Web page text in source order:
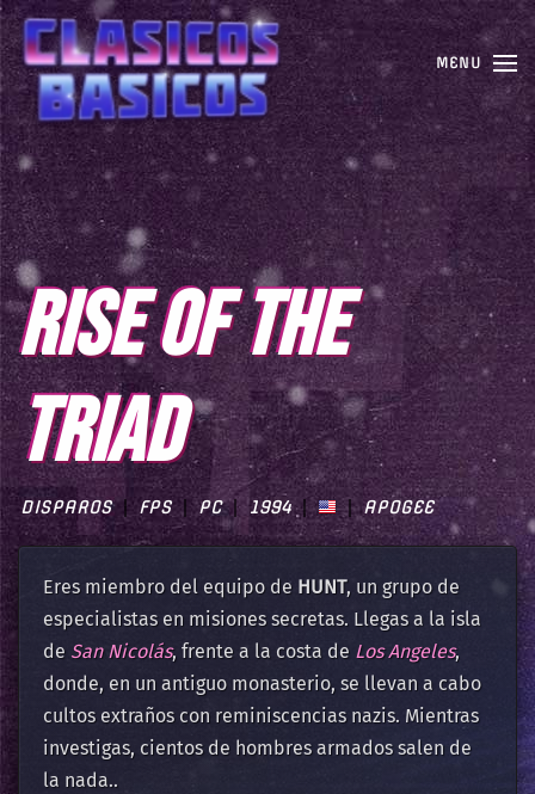
MENU
RISE OF THE
TRIAD
DISPAROS FPS PC 1994 APOGEE
Eres miembro del equipo de HUNT, un grupo de
especialistas en misiones secretas. Llegas a la isla
de San Nicolás, frente a la costa de Los Angeles,
donde, en un antiguo monasterio, se llevan a cabo
cultos extraños con reminiscencias nazis. Mientras
investigas, cientos de hombres armados salen de
la nada..